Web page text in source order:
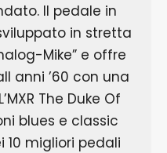
Il pedale in
in stretta
Mike” e offre
anni ’60 con una
The Duke Of
blues e classic
10 migliori pedali